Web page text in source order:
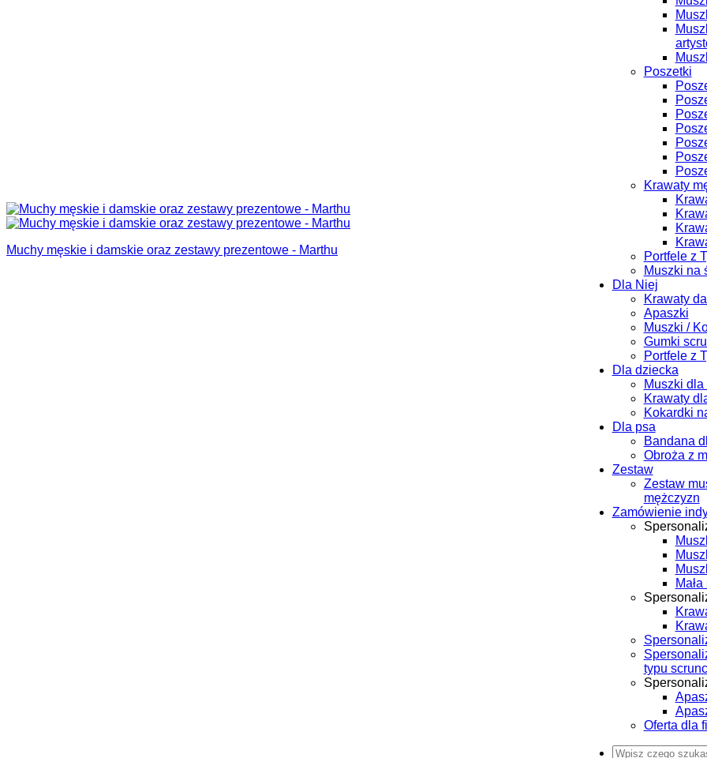
Muchy męskie i damskie oraz zestawy prezentowe - Marthu
Poszetki
Krawaty
Portfele z
Muszki na
Dla Niej
Krawaty
Apaszki
Muszki /
Gumki
Portfele z
Dla dziecka
Muszki dla
Krawaty
Kokardki
Dla psa
Bandana
Obroża z
Zestaw
Zestaw
mężczyzn
Zamówienie
typu
Oferta dla